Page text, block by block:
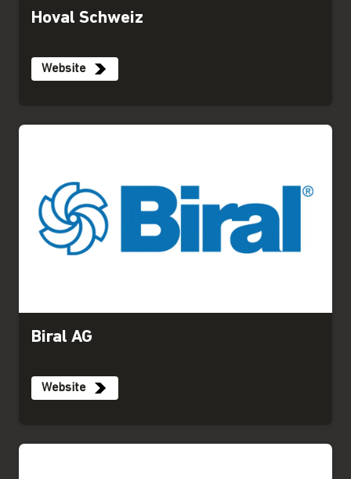
Hoval Schweiz
Website
Biral AG
Website